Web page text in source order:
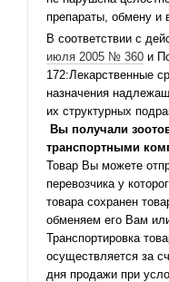
препараты, обмену и
В соответствии с
июля 2005 № 360и
172:Лекарственные
назначения
их структурных
Вы получали
транспортными
Товар Вы можете
перевозчика у
товара сохранен
обменяем его Вам
Транспортировка
осуществляется за
дня продажи при